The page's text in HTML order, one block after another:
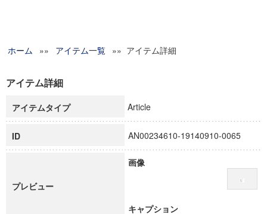
グローバルリサーチインスティテュート
科学研究費補助金研究成果報告書
慶應義塾大学グローバルCOEプログラム市民社会ガバナンス
慶應義塾大学グローバルCOEプログラム論理と感性の先端的
博士課程教育リーディングプログラム「超成熟社会発展のサ
学術雑誌掲載論文等(8)
ホーム »» アイテム一覧 »» アイテム詳細
アイテム詳細
アイテムタイプ Article
ID AN00234610-19140910-0065
プレビュー
画像
キャプション